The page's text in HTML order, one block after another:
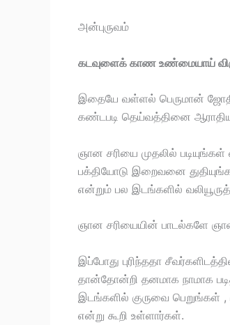
அன்புருவம்
கடவுளைக் காண உண்மையாய்
இதையே வள்ளல் பெருமான்
கண்டபடி தெய்வத்தினை
ஞான சரியை முதலில்
பக்தியோடு இறைவனை
என்றும் பல இடங்களில்
ஞான சரியையின் பாடல்களே
இப்போது புரிந்ததா
தான்தோன்றி தனமாக நாமாக
இடங்களில் குருவை பெறுங்கள்
என்று கூறி உள்ளார்கள்.